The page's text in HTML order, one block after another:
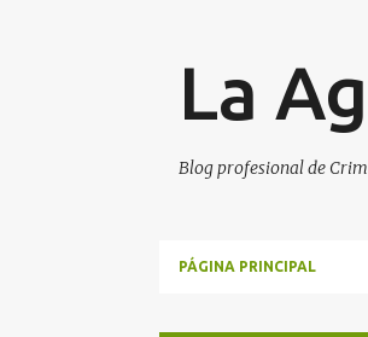
La
Blog profesional de
PÁGINA PRINCIPAL